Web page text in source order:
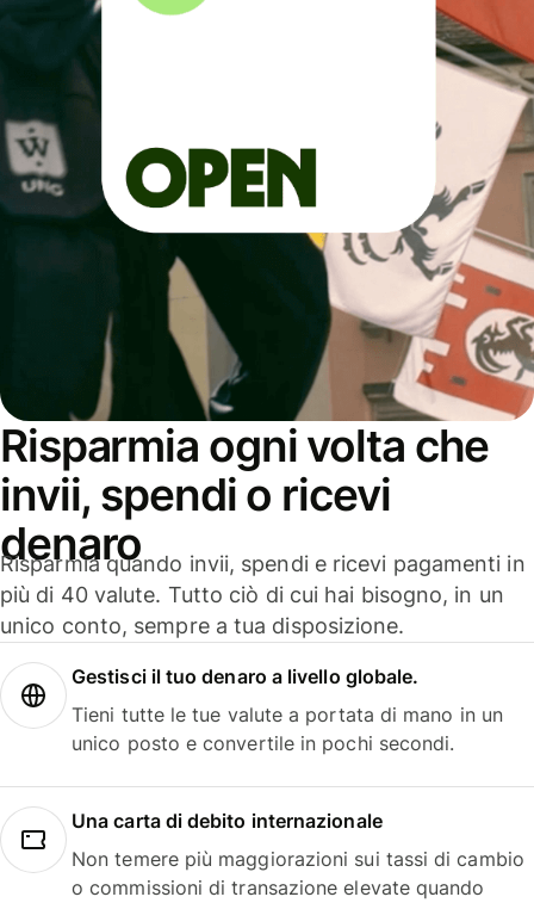
Risparmia ogni volta che
invii, spendi o ricevi
denaro
Risparmia quando invii, spendi e ricevi pagamenti in
più di 40 valute. Tutto ciò di cui hai bisogno, in un
unico conto, sempre a tua disposizione.
Gestisci il tuo denaro a livello globale.
Tieni tutte le tue valute a portata di mano in un
unico posto e convertile in pochi secondi.
Una carta di debito internazionale
Non temere più maggiorazioni sui tassi di cambio
o commissioni di transazione elevate quando